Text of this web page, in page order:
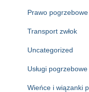
Prawo pogrzebowe
Transport zwłok
Uncategorized
Usługi pogrzebowe
Wieńce i wiązanki